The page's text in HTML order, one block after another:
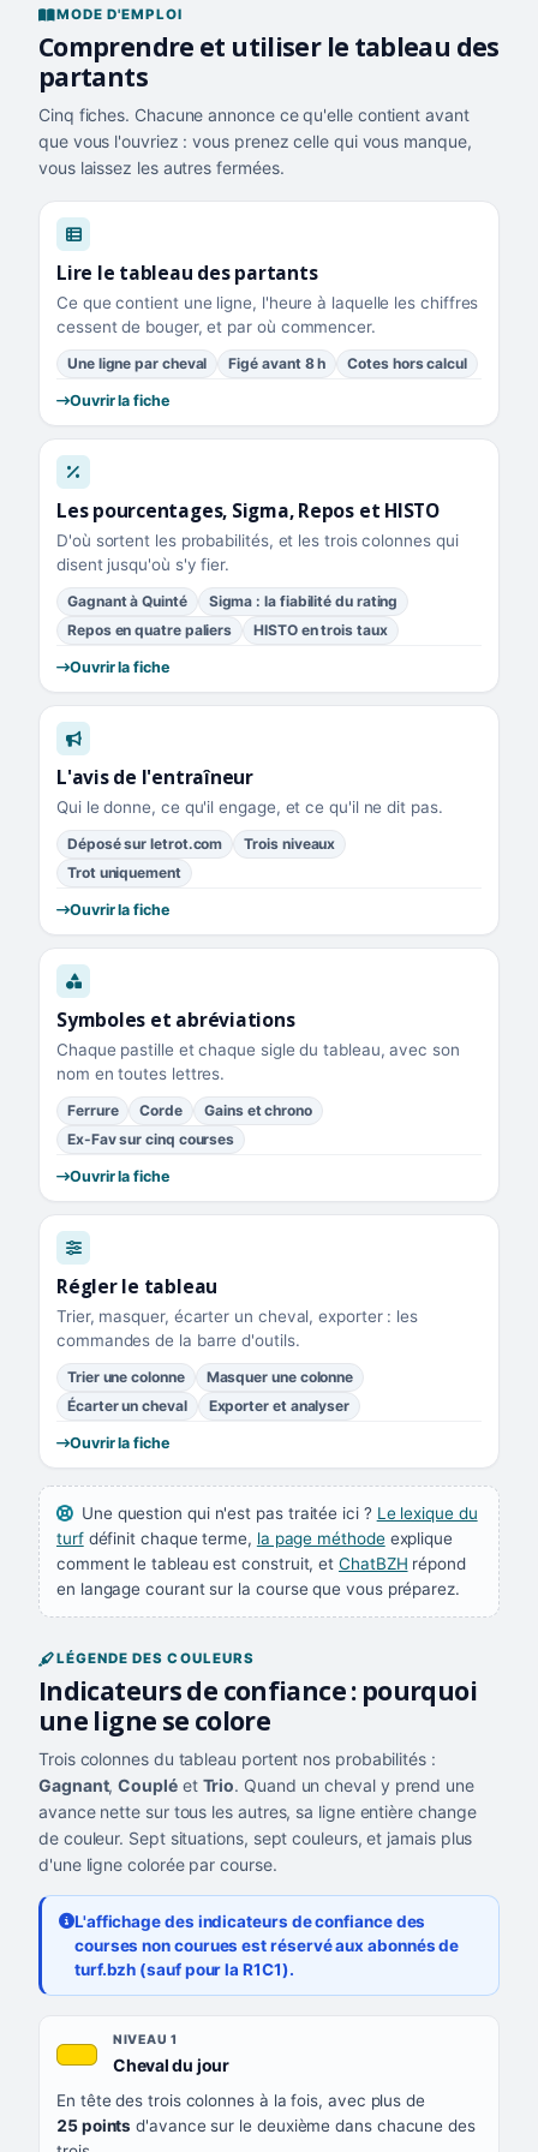
MODE D'EMPLOI
Comprendre et utiliser le tableau des
partants
Cinq fiches. Chacune annonce ce qu'elle contient avant
que vous l'ouvriez : vous prenez celle qui vous manque,
vous laissez les autres fermées.
Lire le tableau des partants
Ce que contient une ligne, l'heure à laquelle les chiffres
cessent de bouger, et par où commencer.
Une ligne par cheval Figé avant 8 h Cotes hors calcul
Ouvrir la fiche
Les pourcentages, Sigma, Repos et HISTO
D'où sortent les probabilités, et les trois colonnes qui
disent jusqu'où s'y fier.
Gagnant à Quinté
Sigma : la fiabilité du rating
Repos en quatre paliers
HISTO en trois taux
Ouvrir la fiche
L'avis de l'entraîneur
Qui le donne, ce qu'il engage, et ce qu'il ne dit pas.
Déposé sur letrot.com
Trois niveaux
Trot uniquement
Ouvrir la fiche
Symboles et abréviations
Chaque pastille et chaque sigle du tableau, avec son
nom en toutes lettres.
Ferrure Corde
Gains et chrono
Ex-Fav sur cinq courses
Ouvrir la fiche
Régler le tableau
Trier, masquer, écarter un cheval, exporter : les
commandes de la barre d'outils.
Trier une colonne
Masquer une colonne
Écarter un cheval
Exporter et analyser
Ouvrir la fiche
Une question qui n'est pas traitée ici ? Le lexique du
turfdéfinit chaque terme, la page méthodeexplique
comment le tableau est construit, etChatBZH répond
en langage courant sur la course que vous préparez.
LÉGENDE DES COULEURS
Indicateurs de confiance : pourquoi
une ligne se colore
Trois colonnes du tableau portent nos probabilités :
Gagnant,Coupléet Trio. Quand un cheval y prend une
avance nette sur tous les autres, sa ligne entière change
de couleur. Sept situations, sept couleurs, et jamais plus
d'une ligne colorée par course.
L'affichage des indicateurs de confiance des
courses non courues est réservé aux abonnés de
turf.bzh (sauf pour la R1C1).
QUAND LA LIGNE PREND CETTE COULEUR
CE QUE CELA VOUS DIT
NIVEAU 1
Cheval du jour, couleur jaune or
En tête des trois colonnes à la fois, avec plus de
25 points d'avance sur le deuxième dans chacune des